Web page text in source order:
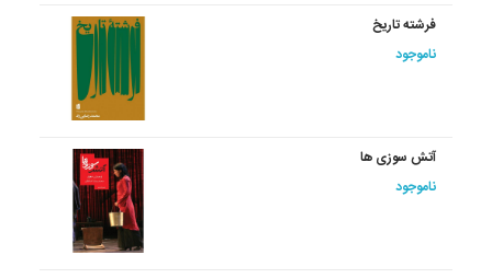
فرشته تاریخ
ناموجود
آتش سوزی ها
ناموجود